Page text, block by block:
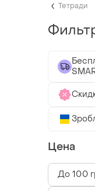
Тетради
Цена
До 100